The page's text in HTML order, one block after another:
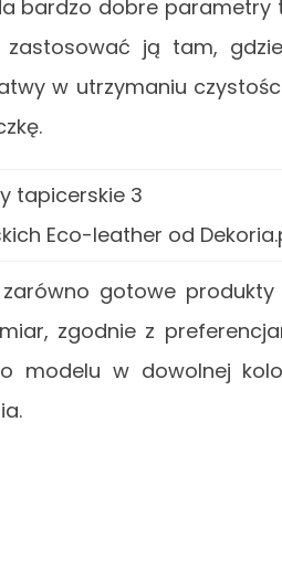
bardzo dobre parametry
ją tam,
w utrzymaniu
Eco-leather od
gotowe
zgodnie z
modelu w dowolnej